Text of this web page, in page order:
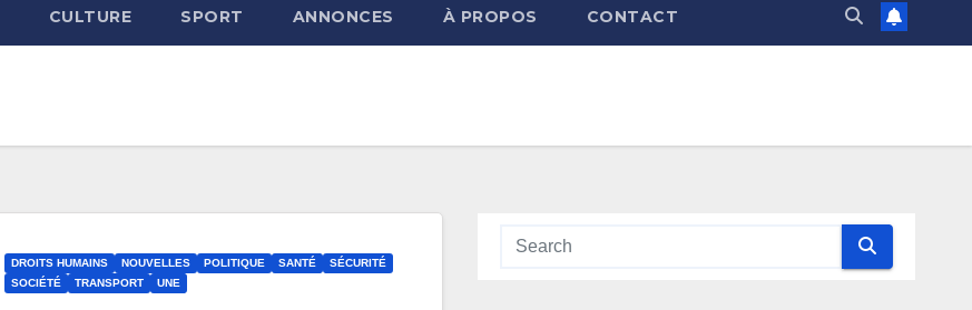
CULTURE SPORT ANNONCES À PROPOS CONTACT
DROITS HUMAINS NOUVELLES POLITIQUE SANTÉ
SÉCURITÉ
SOCIÉTÉ
TRANSPORT UNE